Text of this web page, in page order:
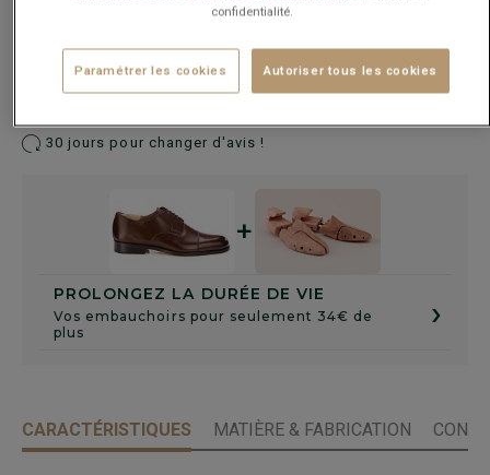
Livré en 24h ouvrées avec Chronopost Express
30 jours pour changer d'avis !
PROLONGEZ LA DURÉE DE VIE
Vos embauchoirs pour seulement 34€ de
plus
›
+
CARACTÉRISTIQUES MATIÈRE & FABRICATION
confidentialité.
Paramétrer les cookies Autoriser tous les cookies